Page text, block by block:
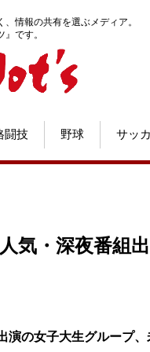
、情報の共有を選ぶメディア。
です。
闘技 野球 サッ
気・深夜番組
演の女子大生グループ